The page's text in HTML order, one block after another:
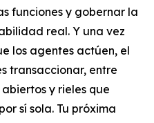
funciones y gobernar la
real. Y una vez
los agentes actúen, el
transaccionar, entre
y rieles que
sí sola. Tu próxima